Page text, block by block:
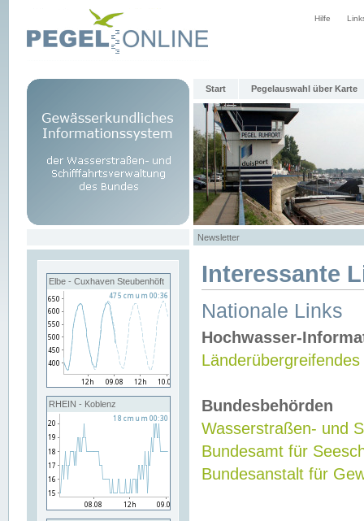
Hilfe
Start Pegelauswahl über Karte
Newsletter
Elbe - Cuxhaven Steubenhöft
RHEIN - Koblenz
Interessante
Nationale Links
Hochwasser-
Bundesbehörden
Wasserstraßen- und
Bundesamt für
Bundesanstalt für